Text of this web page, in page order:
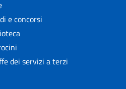
e concorsi
dei servizi a terzi